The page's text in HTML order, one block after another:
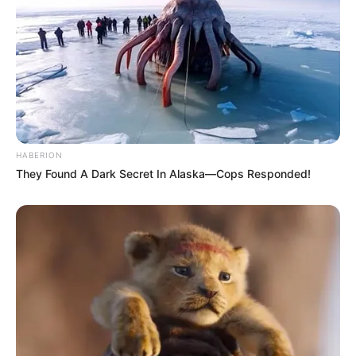
Ukuran Baju: –
Pendidikan
–
Keluarga
Ayah: Nata Atmadja
Saudara Perempuan: –
Temmy Ferdiawan Setyadi
Dirayakan di Uluwati, Bali, ia menikah dengan Temmy
HABERION
They Found A Dark Secret In Alaska—Cops Responded!